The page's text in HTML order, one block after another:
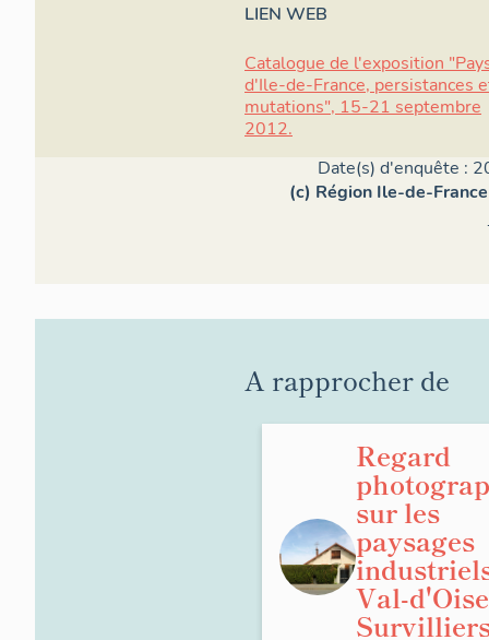
LIEN WEB
Catalogue de l'exposition
d'Ile-de-France, persistances
mutations", 15-21 septembre
2012.
Date(s) d'enquête :
(c) Région Ile-de-
A rapprocher de
Regard
sur les
paysages
Val-